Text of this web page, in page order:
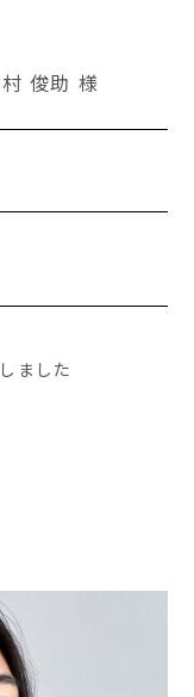
俊助 様
ました